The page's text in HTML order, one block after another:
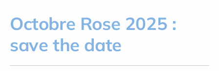
Octobre Rose 2025 :
save the date